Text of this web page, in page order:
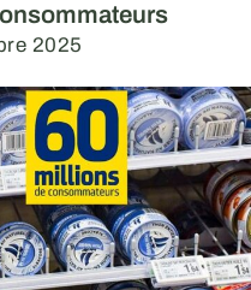
2025